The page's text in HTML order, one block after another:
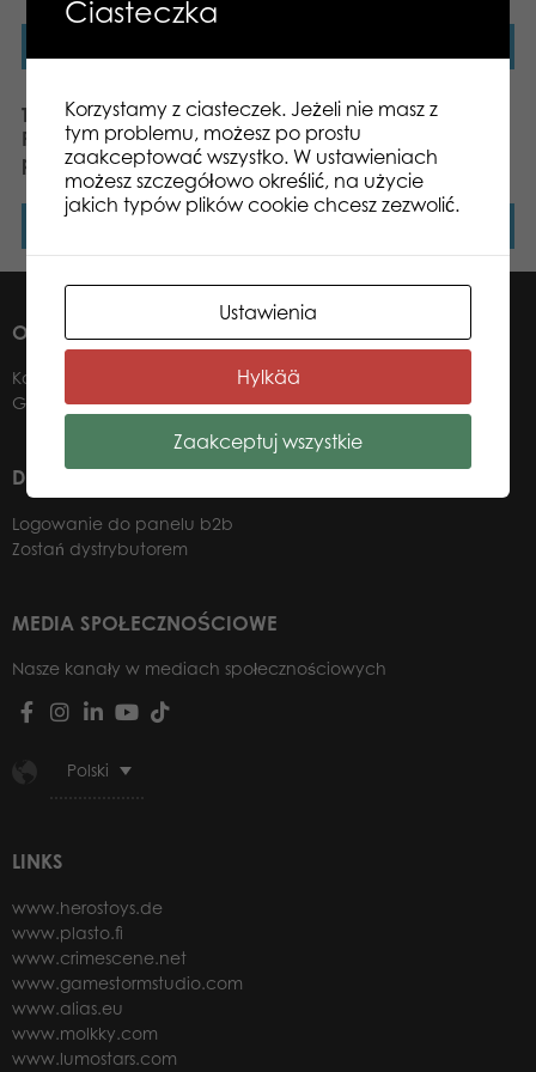
Tactic Puzzle Lovers
Puppy Pugs 1000 el.
puzzle
Tactic Puzzle Lovers
Italian Countryside 1000
el. puzzle
O NAS
Kontakt
Gdzie kupić?
DLA NASZYCH DYSTRYBUTORÓW
Logowanie do panelu b2b
Zostań dystrybutorem
MEDIA SPOŁECZNOŚCIOWE
Nasze kanały w mediach społecznościowych
Polski
LINKS
www.herostoys.de
www.plasto.fi
www.crimescene.net
www.gamestormstudio.com
www.alias.eu
www.molkky.com
www.lumostars.com
Ciasteczka
Korzystamy z ciasteczek. Jeżeli nie masz z
tym problemu, możesz po prostu
zaakceptować wszystko. W ustawieniach
możesz szczegółowo określić, na użycie
jakich typów plików cookie chcesz zezwolić.
Ustawienia
Hylkää
Zaakceptuj wszystkie